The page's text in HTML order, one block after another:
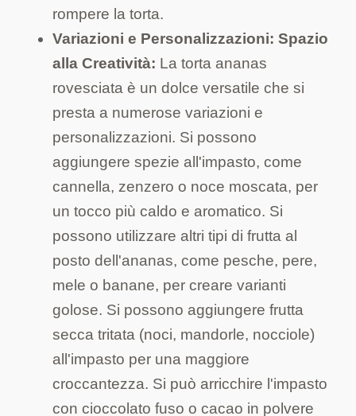
rompere la torta.
Variazioni e Personalizzazioni: Spazio
alla Creatività: La torta ananas
rovesciata è un dolce versatile che si
presta a numerose variazioni e
personalizzazioni. Si possono
aggiungere spezie all'impasto, come
cannella, zenzero o noce moscata, per
un tocco più caldo e aromatico. Si
possono utilizzare altri tipi di frutta al
posto dell'ananas, come pesche, pere,
mele o banane, per creare varianti
golose. Si possono aggiungere frutta
secca tritata (noci, mandorle, nocciole)
all'impasto per una maggiore
croccantezza. Si può arricchire l'impasto
con cioccolato fuso o cacao in polvere